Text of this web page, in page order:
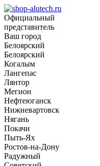
Официальный
представитель
Ваш город
Белоярский
Белоярский
Когалым
Лангепас
Лянтор
Мегион
Нефтеюганск
Нижневартовск
Нягань
Покачи
Пыть-Ях
Рoстов-на-Дону
Радужный